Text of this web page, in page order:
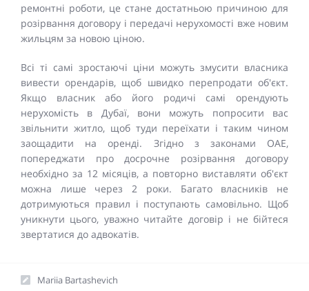
ремонтні роботи, це стане достатньою причиною для
розірвання договору і передачі нерухомості вже новим
жильцям за новою ціною.
Всі ті самі зростаючі ціни можуть змусити власника
вивести орендарів, щоб швидко перепродати об'єкт.
Якщо власник або його родичі самі орендують
нерухомість в Дубаї, вони можуть попросити вас
звільнити житло, щоб туди переїхати і таким чином
заощадити на оренді. Згідно з законами ОАЕ,
попереджати про досрочне розірвання договору
необхідно за 12 місяців, а повторно виставляти об'єкт
можна лише через 2 роки. Багато власників не
дотримуються правил і поступають самовільно. Щоб
уникнути цього, уважно читайте договір і не бійтеся
звертатися до адвокатів.
Mariia Bartashevich